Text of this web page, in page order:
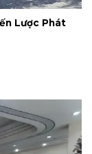
Lược Phát